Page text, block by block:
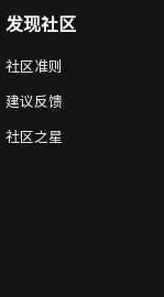
发现社区
社区准则
建议反馈
社区之星